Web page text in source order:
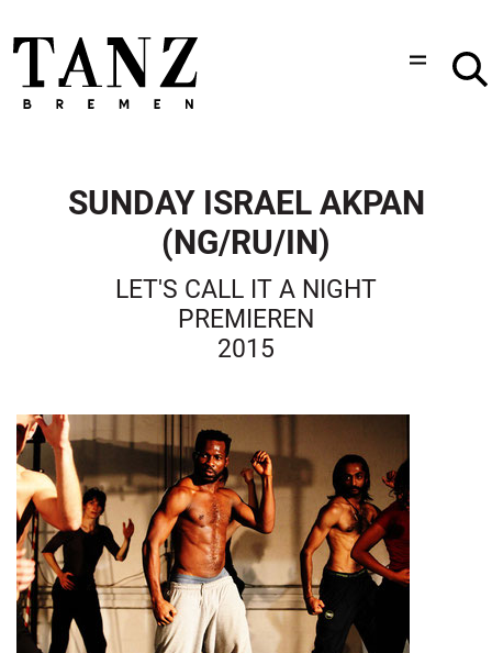
SUNDAY ISRAEL AKPAN
(NG/RU/IN)
LET'S CALL IT A NIGHT
PREMIEREN
2015